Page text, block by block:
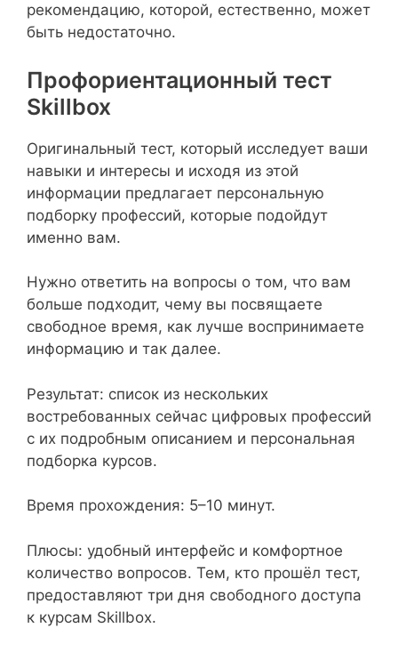
рекомендацию, которой, естественно, может
быть недостаточно.
Профориентационный тест
Skillbox
Оригинальный тест, который исследует ваши
навыки и интересы и исходя из этой
информации предлагает персональную
подборку профессий, которые подойдут
именно вам.
Нужно ответить на вопросы о том, что вам
больше подходит, чему вы посвящаете
свободное время, как лучше воспринимаете
информацию и так далее.
Результат: список из нескольких
востребованных сейчас цифровых профессий
с их подробным описанием и персональная
подборка курсов.
Время прохождения: 5–10 минут.
Плюсы: удобный интерфейс и комфортное
количество вопросов. Тем, кто прошёл тест,
предоставляют три дня свободного доступа
к курсам Skillbox.